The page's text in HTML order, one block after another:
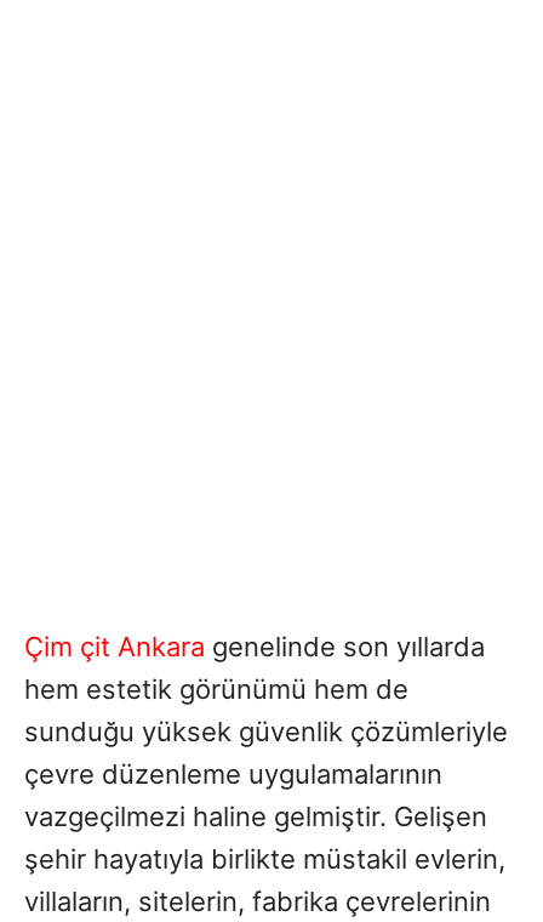
Çim çit Ankara genelinde son yıllarda
hem estetik görünümü hem de
sunduğu yüksek güvenlik çözümleriyle
çevre düzenleme uygulamalarının
vazgeçilmezi haline gelmiştir. Gelişen
şehir hayatıyla birlikte müstakil evlerin,
villaların, sitelerin, fabrika çevrelerinin